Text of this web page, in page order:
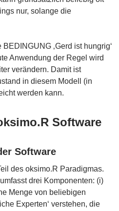
nur, solange die
‚Gerd ist hungrig‘
Anwendung der Regel wird
verändern. Damit ist
in diesem Modell (in
werden kann.
Software
Software
des oksimo.R Paradigmas.
umfasst drei Komponenten: (i)
Menge von beliebigen
Experten‘ verstehen, die